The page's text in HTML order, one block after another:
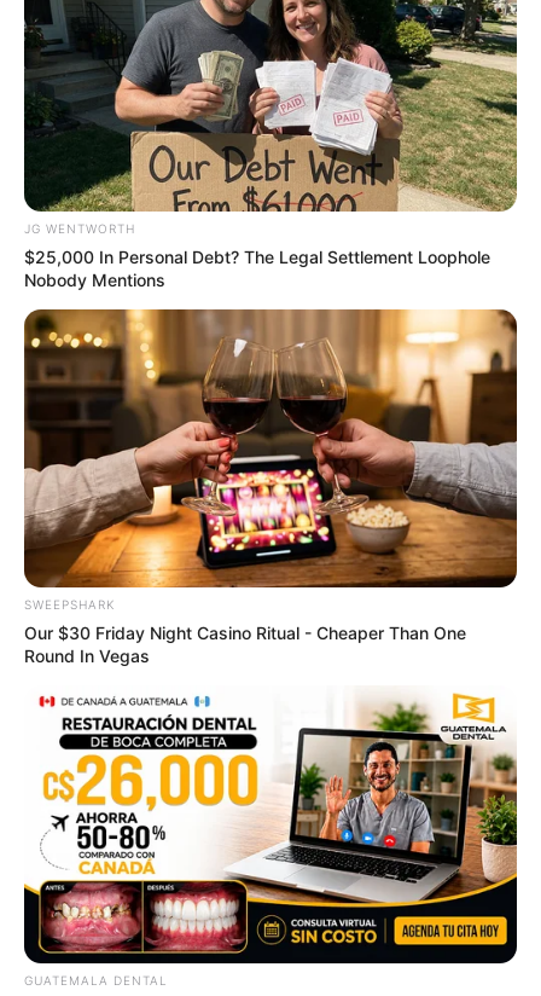
ดวงรายวัน 4 กันยายน 2565
4 ก.ย. 2022
ดวงรายวัน 2 กันยายน 2565
2 ก.ย. 2022
JG WENTWORTH
$25,000 In Personal Debt? The Legal Settlement Loophole
Nobody Mentions
SWEEPSHARK
Our $30 Friday Night Casino Ritual - Cheaper Than One
Round In Vegas
GUATEMALA DENTAL